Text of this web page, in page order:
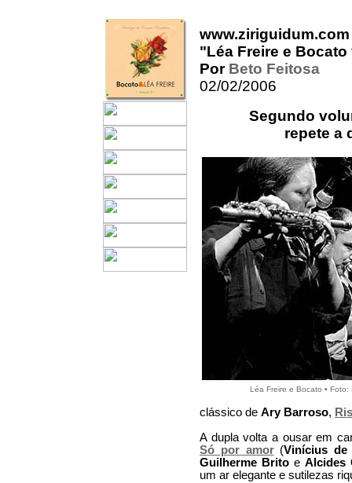
www.ziriguidum.com
"Léa Freire e
Por Beto Feitosa
02/02/2006
Segundo
repete a
Léa Freire e Bocato • Foto:
clássico de Ary Barroso,
A dupla volta a ousar em
Só por amor(Vinícius de
Guilherme Britoe Alcides
um ar elegante e sutilezas